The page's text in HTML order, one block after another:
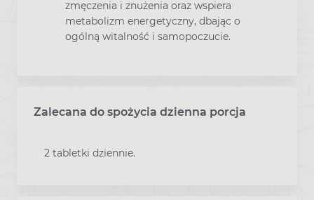
zmęczenia i znużenia oraz wspiera
metabolizm energetyczny, dbając o
ogólną witalność i samopoczucie.
Zalecana do spożycia dzienna porcja
2 tabletki dziennie.